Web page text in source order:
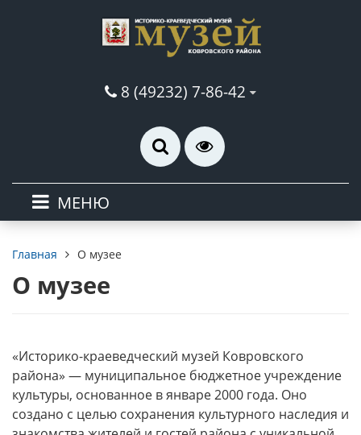
8 (49232) 7-86-42
МЕНЮ
Главная О музее
О музее
«Историко-краеведческий музей Ковровского
района» — муниципальное бюджетное учреждение
культуры, основанное в январе 2000 года. Оно
создано с целью сохранения культурного наследия и